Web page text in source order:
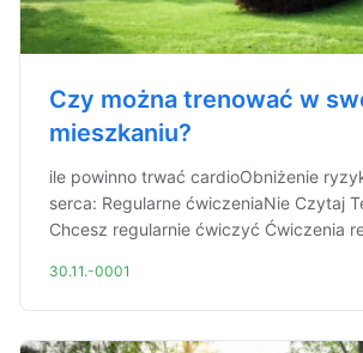
Czy można trenować w
mieszkaniu?
ile powinno trwać cardioObniżenie
serca: Regularne ćwiczeniaNie Czytaj
Chcesz regularnie ćwiczyć Ćwiczenia
30.11.-0001